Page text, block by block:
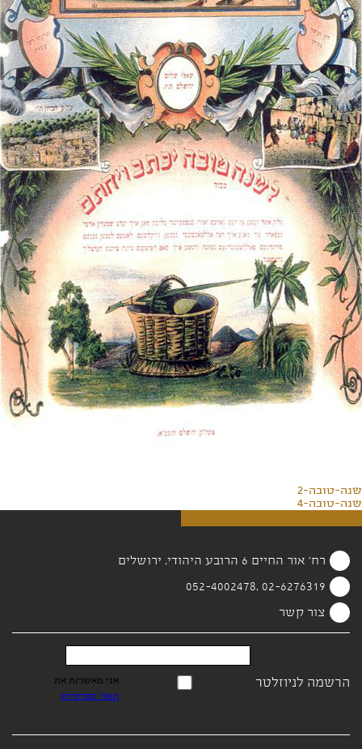
שנה-טובה-2
שנה-טובה-4
רח' אור החיים 6 הרובע היהודי, ירושלים
02-6276319 ,052-4002478
צור קשר
הרשמה לניוזלטר
אני מאשר/ת את
תנאי הפרטיות